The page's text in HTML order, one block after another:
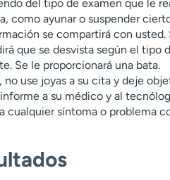
del tipo de examen que le
como ayunar o suspender
se compartirá con
que se desvista según el tipo
Se le proporcionará una bata.
no use joyas a su cita y deje
a su médico y al
cualquier síntoma o problema